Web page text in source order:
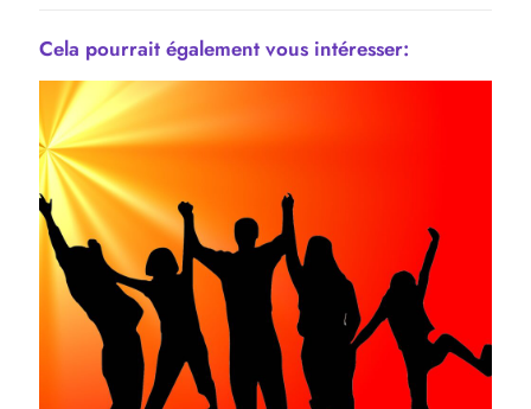
Cela pourrait également vous intéresser: